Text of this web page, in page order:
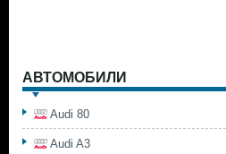
АВТОМОБИЛИ
Audi 80
Audi A3